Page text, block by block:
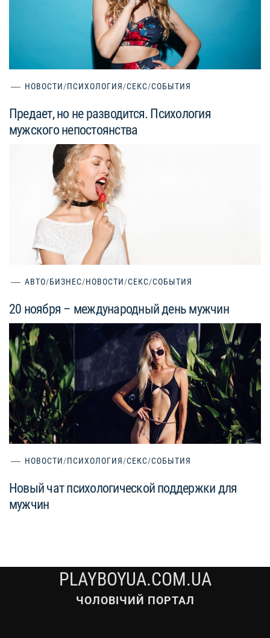
НОВОСТИ/ПСИХОЛОГИЯ/СЕКС/СОБЫТИЯ
Предает, но не разводится. Психология
мужского непостоянства
АВТО/БИЗНЕС/НОВОСТИ/СЕКС/СОБЫТИЯ
20 ноября – международный день мужчин
НОВОСТИ/ПСИХОЛОГИЯ/СЕКС/СОБЫТИЯ
Новый чат психологической поддержки для
мужчин
PLAYBOYUA.COM.UA
ЧОЛОВІЧИЙ ПОРТАЛ